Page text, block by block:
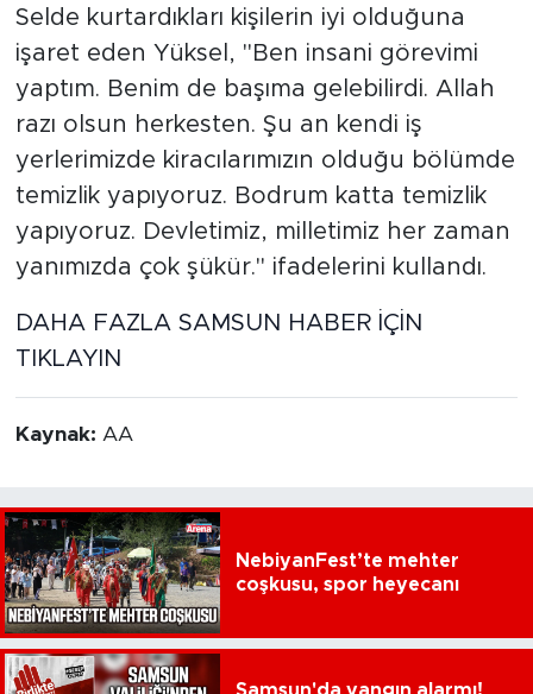
Selde kurtardıkları kişilerin iyi olduğuna
işaret eden Yüksel, "Ben insani görevimi
yaptım. Benim de başıma gelebilirdi. Allah
razı olsun herkesten. Şu an kendi iş
yerlerimizde kiracılarımızın olduğu bölümde
temizlik yapıyoruz. Bodrum katta temizlik
yapıyoruz. Devletimiz, milletimiz her zaman
yanımızda çok şükür." ifadelerini kullandı.
DAHA FAZLA SAMSUN HABER İÇİN
TIKLAYIN
Kaynak: AA
NebiyanFest’te mehter
coşkusu, spor heyecanı
Samsun'da yangın alarmı!